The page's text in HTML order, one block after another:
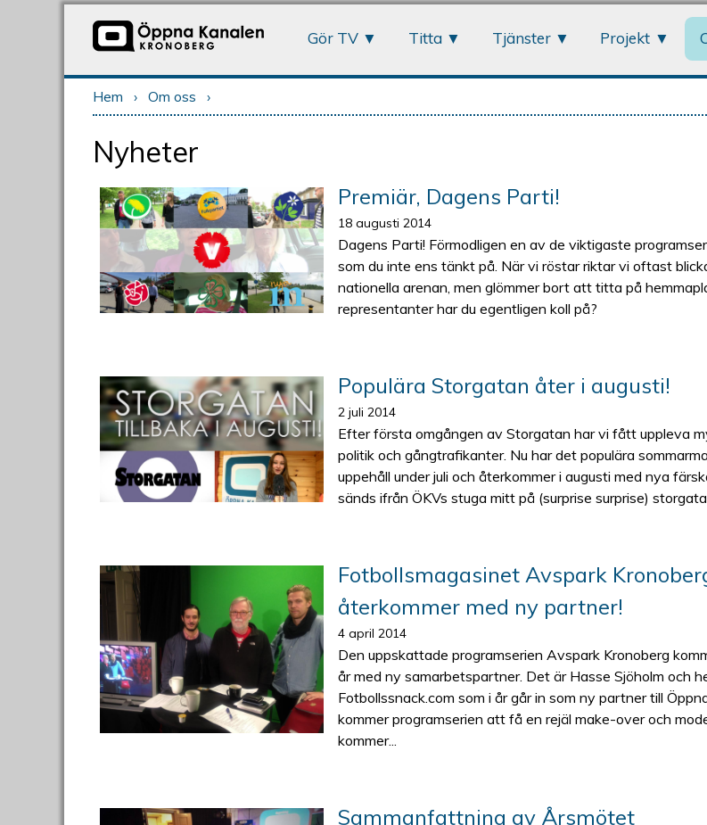
Gör TV Titta Tjänster Projekt
Du är här
Hem › Om oss ›
Nyheter
Premiär, Dagens Parti!
18 augusti 2014
Dagens Parti! Förmodligen en av de viktigaste
som du inte ens tänkt på. När vi röstar riktar vi oftast
nationella arenan, men glömmer bort att titta på
representanter har du egentligen koll på?
Populära Storgatan åter i augusti!
2 juli 2014
Efter första omgången av Storgatan har vi fått uppleva
politik och gångtrafikanter. Nu har det populära
uppehåll under juli och återkommer i augusti med nya
sänds ifrån ÖKVs stuga mitt på (surprise surprise)
Fotbollsmagasinet Avspark
återkommer med ny partner!
4 april 2014
Den uppskattade programserien Avspark Kronoberg
år med ny samarbetspartner. Det är Hasse Sjöholm och
Fotbollssnack.com som i år går in som ny partner till
kommer programserien att få en rejäl make-over och
kommer...
Sammanfattning av Årsmötet